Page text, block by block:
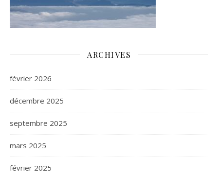
ARCHIVES
février 2026
décembre 2025
septembre 2025
mars 2025
février 2025